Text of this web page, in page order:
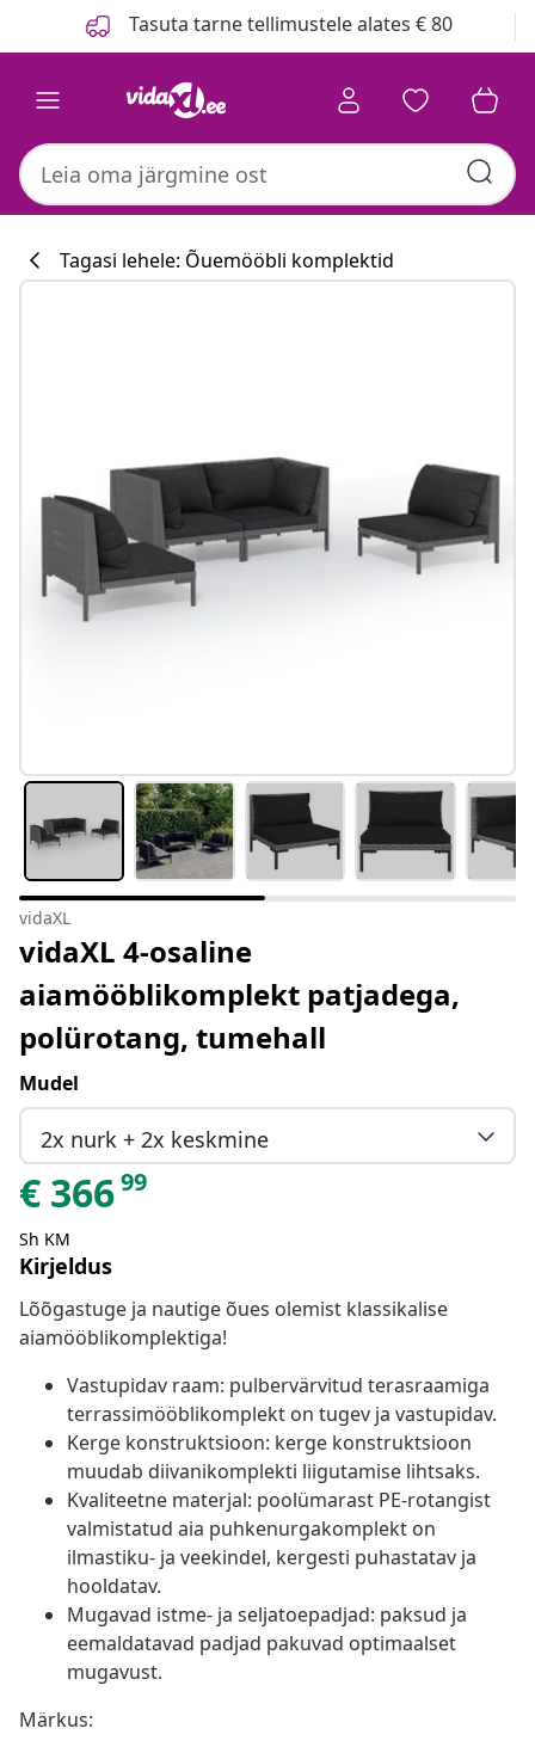
Tasuta tarne tellimustele alates € 80
#sharemevidaxl
Tagasi lehele: Õuemööbli komplektid
vidaXL
vidaXL 4-osaline
aiamööblikomplekt patjadega,
polürotang, tumehall
Mudel
2x nurk + 2x keskmine
€ 36699
Sh KM
Kirjeldus
Lõõgastuge ja nautige õues olemist klassikalise
aiamööblikomplektiga!
Vastupidav raam: pulbervärvitud terasraamiga
terrassimööblikomplekt on tugev ja vastupidav.
Kerge konstruktsioon: kerge konstruktsioon
muudab diivanikomplekti liigutamise lihtsaks.
Kvaliteetne materjal: poolümarast PE-rotangist
valmistatud aia puhkenurgakomplekt on
ilmastiku- ja veekindel, kergesti puhastatav ja
hooldatav.
Mugavad istme- ja seljatoepadjad: paksud ja
eemaldatavad padjad pakuvad optimaalset
mugavust.
Märkus: